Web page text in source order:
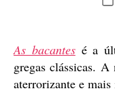
As bacantesé a
gregas clássicas.
aterrorizante e